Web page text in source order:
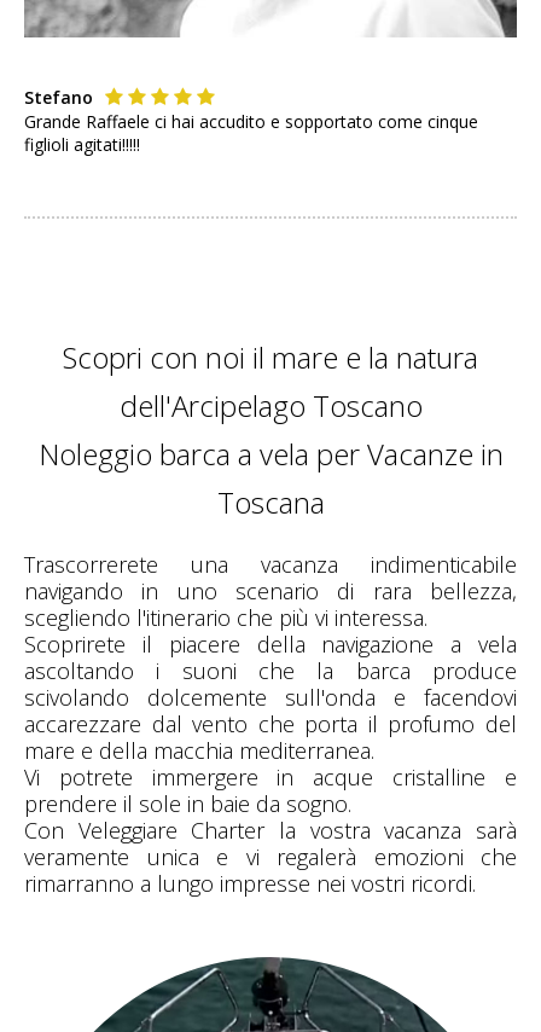
Stefano
Grande Raffaele ci hai accudito e sopportato come cinque
figlioli agitati!!!!!
Scopri con noi il mare e la natura
dell'Arcipelago Toscano
Noleggio barca a vela per Vacanze in
Toscana
Trascorrerete una vacanza indimenticabile
navigando in uno scenario di rara bellezza,
scegliendo l'itinerario che più vi interessa.
Scoprirete il piacere della navigazione a vela
ascoltando i suoni che la barca produce
scivolando dolcemente sull'onda e facendovi
accarezzare dal vento che porta il profumo del
mare e della macchia mediterranea.
Vi potrete immergere in acque cristalline e
prendere il sole in baie da sogno.
Con Veleggiare Charter la vostra vacanza sarà
veramente unica e vi regalerà emozioni che
rimarranno a lungo impresse nei vostri ricordi.